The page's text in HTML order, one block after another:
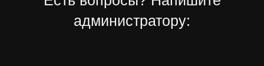
администратору: